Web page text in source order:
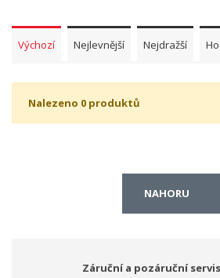
Výchozí Nejlevnější Nejdražší
Nalezeno 0 produktů
NAHORU
Záruční a pozáruční servis